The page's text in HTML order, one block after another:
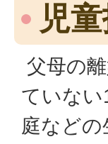
児
父母の
ていな
庭など